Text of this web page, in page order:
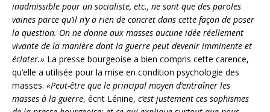
inadmissible pour un socialiste, etc., ne sont que des paroles
vaines parce qu’il n’y a rien de concret dans cette façon de poser
la question. On ne donne aux masses aucune idée réellement
vivante de la manière dont la guerre peut devenir imminente et
éclater.» La presse bourgeoise a bien compris cette carence,
qu’elle a utilisée pour la mise en condition psychologie des
masses. «Peut-être que le principal moyen d’entraîner les
masses à la guerre, écrit Lénine, c’est justement ces sophismes